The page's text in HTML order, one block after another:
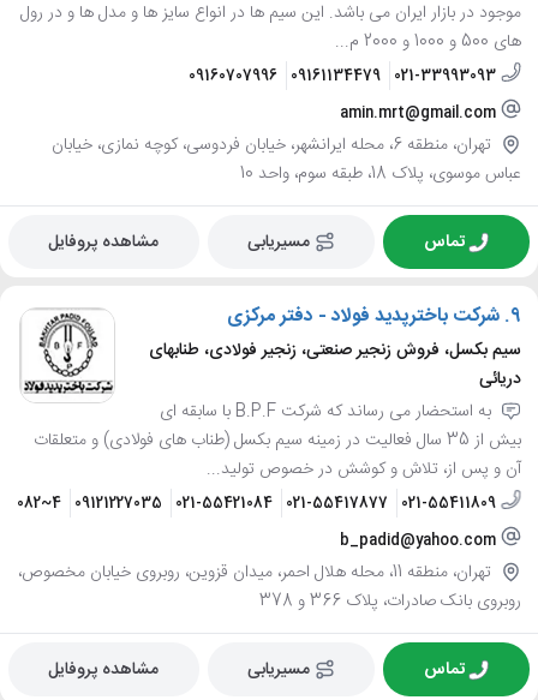
موجود در بازار ایران می باشد. این سیم ها در انواع سایز ها و مدل ها و در رول
های 500 و 1000 و 2000 م...
021-33993093
09161134479
09160707996
amin.mrt@gmail.com
تهران، منطقه 6، محله ایرانشهر، خیابان فردوسی، کوچه نمازی، خیابان
عباس موسوی، پلاک 18، طبقه سوم، واحد 10
تماس مسیریابی مشاهده پروفایل
9. شرکت باخترپدید فولاد - دفتر مرکزی
سیم بکسل، فروش زنجیر صنعتی، زنجیر فولادی، طنابهای
دریائی
به استحضار می رساند که شرکت B.P.F با سابقه ای
بیش از 35 سال فعالیت در زمینه سیم بکسل (طناب های فولادی) و متعلقات
آن و پس از، تلاش و کوشش در خصوص تولید...
021-55411809
021-55417877
021-55421084
09121227035
b_padid@yahoo.com
تهران، منطقه 11، محله هلال احمر، میدان قزوین، روبروی خیابان مخصوص،
روبروی بانک صادرات، پلاک 366 و 378
تماس مسیریابی مشاهده پروفایل